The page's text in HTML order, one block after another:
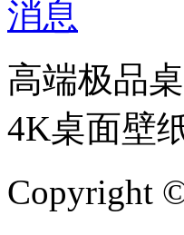
高端极品
4K桌面壁
Copyright